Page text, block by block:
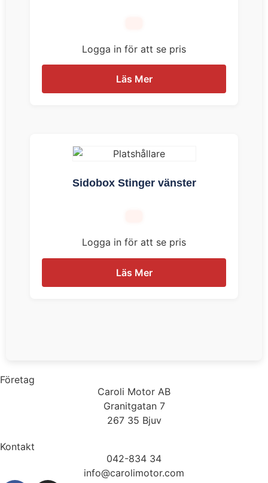
Logga in för att se pris
Läs Mer
Sidobox Stinger vänster
Logga in för att se pris
Läs Mer
Företag
Caroli Motor AB
Granitgatan 7
267 35 Bjuv
Kontakt
042-834 34
info@carolimotor.com